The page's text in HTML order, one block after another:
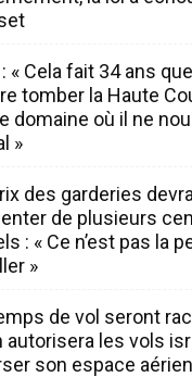
« Cela fait 34 ans
tomber la Haute
domaine où il ne
»
des garderies
de plusieurs
: « Ce n’est pas la
»
de vol seront
autorisera les vols
son espace aérien